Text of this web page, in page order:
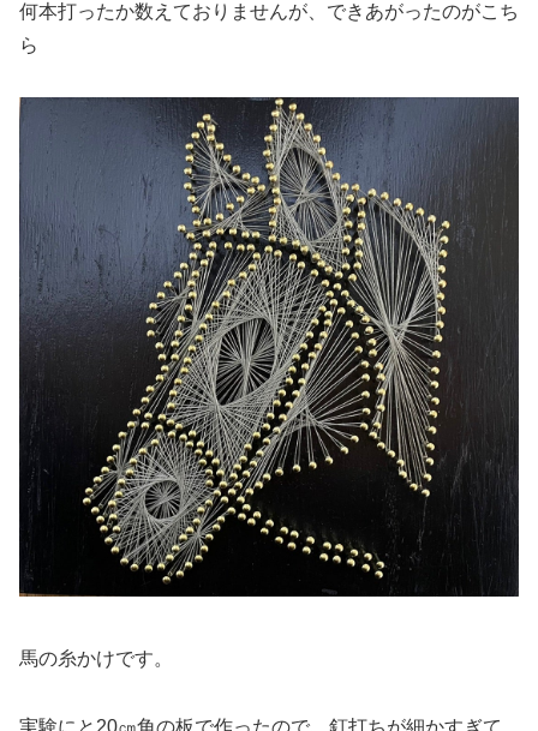
何本打ったか数えておりませんが、できあがったのがこち
ら
馬の糸かけです。
実験にと20㎝角の板で作ったので、釘打ちが細かすぎて